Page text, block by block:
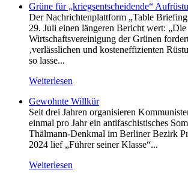
Grüne für „kriegsentscheidende“
Der Nachrichtenplattform „Table
29. Juli einen längeren Bericht wert: „Die
Wirtschaftsvereinigung der Grünen
‚verlässlichen und kosteneffizienten
so lasse...
Weiterlesen
Gewohnte Willkür
Seit drei Jahren organisieren
einmal pro Jahr ein antifaschistisches
Thälmann-Denkmal im Berliner Bezirk
2024 lief „Führer seiner Klasse“...
Weiterlesen